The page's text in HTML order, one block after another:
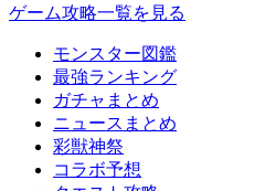
ゲーム攻略一覧を見る
モンスター図鑑
最強ランキング
ガチャまとめ
ニュースまとめ
彩獣神祭
コラボ予想